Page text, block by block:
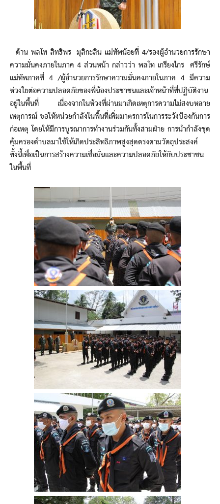
ด้าน พลโท สิทธิพร มุสิกะสิน แม่ทัพน้อยที่ 4/รองผู้อำนวยการรักษา
ความมั่นคงภายในภาค 4 ส่วนหน้า กล่าวว่า พลโท เกรียงไกร ศรีรักษ์
แม่ทัพภาคที่ 4 /ผู้อำนวยการรักษาความมั่นคงภายในภาค 4 มีความ
ห่วงใยต่อความปลอดภัยของพี่น้องประชาชนและเจ้าหน้าที่ที่ปฏิบัติงาน
อยู่ในพื้นที่ เนื่องจากในห้วงที่ผ่านมาเกิดเหตุการความไม่สงบหลาย
เหตุการณ์ ขอให้หน่วยกำลังในพื้นที่เพิ่มมาตรการในการระวังป้องกันการ
ก่อเหตุ โดยให้มีการบูรณาการทำงานร่วมกันทั้งสามฝ่าย การนำกำลังชุด
คุ้มครองตำบลมาใช้ให้เกิดประสิทธิภาพสูงสุดตรงตามวัตถุประสงค์
ทั้งนี้เพื่อเป็นการสร้างความเชื่อมั่นและความปลอดภัยให้กับประชาชน
ในพื้นที่